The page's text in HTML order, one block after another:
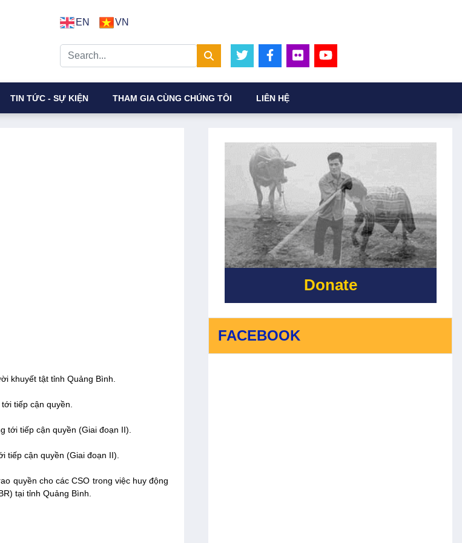
EN VN
TIN TỨC - SỰ KIỆN THAM GIA CÙNG CHÚNG TÔI LIÊN HỆ
khuyết tật tỉnh Quảng Bình.
tiếp cận quyền.
tới tiếp cận quyền (Giai đoạn II).
tiếp cận quyền (Giai đoạn II).
quyền cho các CSO trong việc huy động
tại tỉnh Quảng Bình.
Donate
FACEBOOK